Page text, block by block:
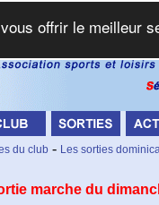
du club - Les sorties
marche du
offrir le meilleur